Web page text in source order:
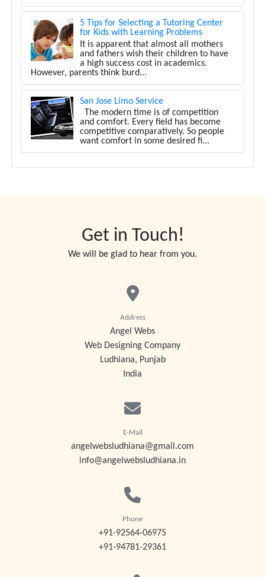
5 Tips for Selecting a Tutoring Center
for Kids with Learning Problems
It is apparent that almost all mothers
and fathers wish their children to have
a high success cost in academics.
However, parents think burd...
San Jose Limo Service
The modern time is of competition
and comfort. Every field has become
competitive comparatively. So people
want comfort in some desired fi...
Get in Touch!
We will be glad to hear from you.
Address
Angel Webs
Web Designing Company
Ludhiana, Punjab
India
E-Mail
angelwebsludhiana@gmail.com
info@angelwebsludhiana.in
Phone
+91-92564-06975
+91-94781-29361